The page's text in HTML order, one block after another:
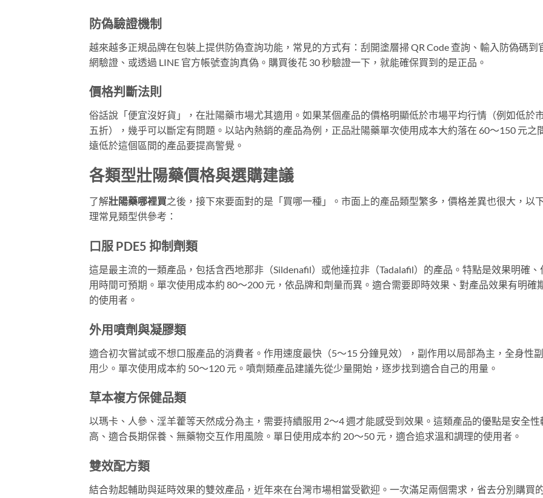
防偽驗證機制
越來越多正規品牌在包裝上提供防偽查詢功能，常見的方式有：刮開塗層掃 QR Code 查詢、輸入防偽碼到
網驗證、或透過 LINE 官方帳號查詢真偽。購買後花 30 秒驗證一下，就能確保買到的是正品。
價格判斷法則
俗話說「便宜沒好貨」，在壯陽藥市場尤其適用。如果某個產品的價格明顯低於市場平均行情（例如低於
五折），幾乎可以斷定有問題。以站內熱銷的產品為例，正品壯陽藥單次使用成本大約落在 60～150 元之
遠低於這個區間的產品要提高警覺。
各類型壯陽藥價格與選購建議
了解壯陽藥哪裡買之後，接下來要面對的是「買哪一種」。市面上的產品類型繁多，價格差異也很大，以
理常見類型供參考：
口服 PDE5 抑制劑類
這是最主流的一類產品，包括含西地那非（Sildenafil）或他達拉非（Tadalafil）的產品。特點是效果明確、
用時間可預期。單次使用成本約 80～200 元，依品牌和劑量而異。適合需要即時效果、對產品效果有明確
的使用者。
外用噴劑與凝膠類
適合初次嘗試或不想口服產品的消費者。作用速度最快（5～15 分鐘見效），副作用以局部為主，全身性
用少。單次使用成本約 50～120 元。噴劑類產品建議先從少量開始，逐步找到適合自己的用量。
草本複方保健品類
以瑪卡、人參、淫羊藿等天然成分為主，需要持續服用 2～4 週才能感受到效果。這類產品的優點是安全性
高、適合長期保養、無藥物交互作用風險。單日使用成本約 20～50 元，適合追求溫和調理的使用者。
雙效配方類
結合勃起輔助與延時效果的雙效產品，近年來在台灣市場相當受歡迎。一次滿足兩個需求，省去分別購買